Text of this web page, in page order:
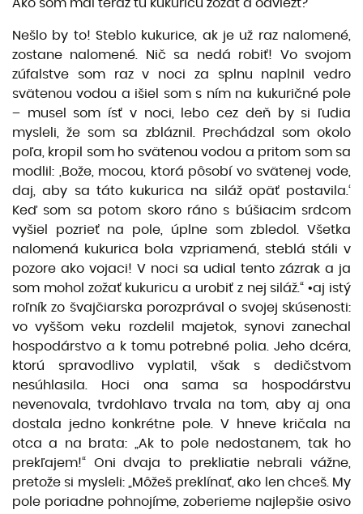
Ako som mal teraz tú kukuricu zožať a odviezť?
Nešlo by to! Steblo kukurice, ak je už raz nalomené,
zostane nalomené. Nič sa nedá robiť! Vo svojom
zúfalstve som raz v noci za splnu naplnil vedro
svätenou vodou a išiel som s ním na kukuričné pole
– musel som ísť v noci, lebo cez deň by si ľudia
mysleli, že som sa zbláznil. Prechádzal som okolo
poľa, kropil som ho svätenou vodou a pritom som sa
modlil: ,Bože, mocou, ktorá pôsobí vo svätenej vode,
daj, aby sa táto kukurica na siláž opäť postavila.‘
Keď som sa potom skoro ráno s búšiacim srdcom
vyšiel pozrieť na pole, úplne som zbledol. Všetka
nalomená kukurica bola vzpriamená, steblá stáli v
pozore ako vojaci! V noci sa udial tento zázrak a ja
som mohol zožať kukuricu a urobiť z nej siláž.“ •aj istý
roľník zo švajčiarska porozprával o svojej skúsenosti:
vo vyššom veku rozdelil majetok, synovi zanechal
hospodárstvo a k tomu potrebné polia. Jeho dcéra,
ktorú spravodlivo vyplatil, však s dedičstvom
nesúhlasila. Hoci ona sama sa hospodárstvu
nevenovala, tvrdohlavo trvala na tom, aby aj ona
dostala jedno konkrétne pole. V hneve kričala na
otca a na brata: „Ak to pole nedosta­nem, tak ho
prekľajem!“ Oni dvaja to prekliatie nebrali vážne,
pretože si mysleli: „Môžeš preklínať, ako len chceš. My
pole poriadne pohnojíme, zoberieme najlepšie osivo